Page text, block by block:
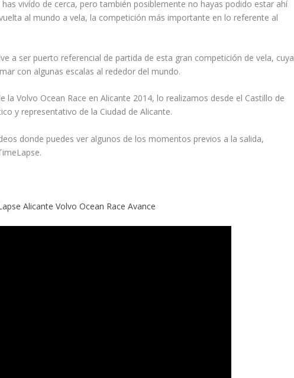
vivído de cerca, pero también posiblemente no hayas podido estar ahí
al mundo a vela, la competición más importante en lo referente al
a ser puerto referencial de partida de esta gran competición de vela, cuya
con algunas escalas al rededor del mundo.
Volvo Ocean Race en Alicante 2014, lo realizamos desde el Castillo de
y representativo de la Ciudad de Alicante.
donde puedes ver algunos de los momentos previos a la salida,
Alicante Volvo Ocean Race Avance